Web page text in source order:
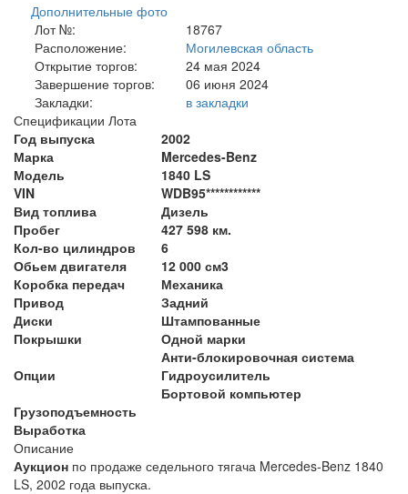
Дополнительные фото
Лот №:
18767
Расположение:
Могилевская область
Открытие торгов:
24 мая 2024
Завершение торгов:
06 июня 2024
Закладки:
в закладки
Спецификации Лота
Год выпуска
2002
Марка
Mercedes-Benz
Модель
1840 LS
VIN
WDB95************
Вид топлива
Дизель
Пробег
427 598 км.
Кол-во цилиндров
6
Обьем двигателя
12 000 см3
Коробка передач
Механика
Привод
Задний
Диски
Штампованные
Покрышки
Одной марки
Опции
Анти-блокировочная система
Гидроусилитель
Бортовой компьютер
Грузоподъемность
Выработка
Описание
Аукцион по продаже седельного тягача Mercedes-Benz 1840
LS, 2002 года выпуска.